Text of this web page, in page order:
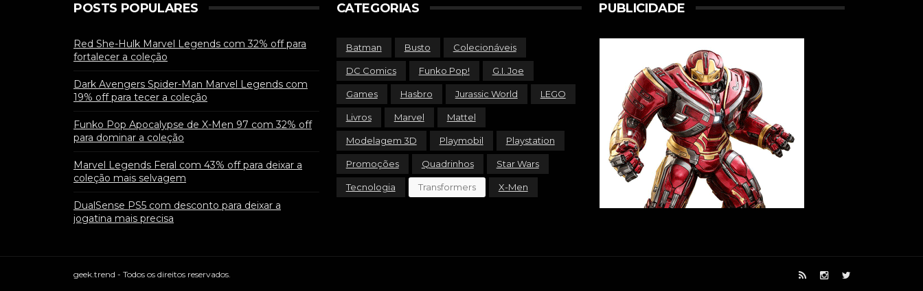
POSTS POPULARES
Red She-Hulk Marvel Legends com 32% off para
fortalecer a coleção
Dark Avengers Spider-Man Marvel Legends com
19% off para tecer a coleção
Funko Pop Apocalypse de X-Men 97 com 32% off
para dominar a coleção
Marvel Legends Feral com 43% off para deixar a
coleção mais selvagem
DualSense PS5 com desconto para deixar a
jogatina mais precisa
CATEGORIAS
Batman Busto Colecionáveis
DC Comics Funko Pop! G.I. Joe
Games Hasbro Jurassic World LEGO
Livros Marvel Mattel
Modelagem 3D Playmobil Playstation
Promoções Quadrinhos Star Wars
Tecnologia Transformers X-Men
PUBLICIDADE
geek.trend - Todos os direitos reservados.